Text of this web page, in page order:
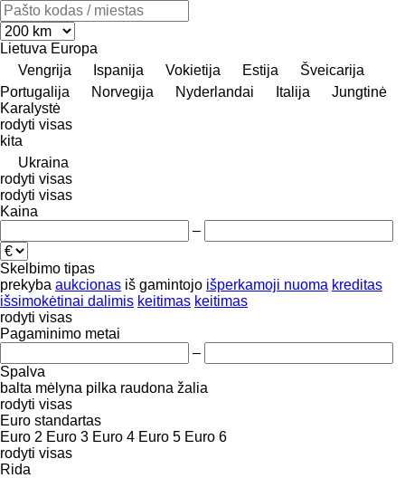
Lietuva Europa
Vengrija
Ispanija Vokietija Estija
Šveicarija
Portugalija
Norvegija Nyderlandai Italija
Jungtinė
Karalystė
rodyti visas
kita
Ukraina
rodyti visas
rodyti visas
Kaina
–
Skelbimo tipas
prekyba aukcionas iš gamintojo išperkamoji nuoma kreditas
išsimokėtinai dalimis keitimas keitimas
rodyti visas
Pagaminimo metai
–
Spalva
balta mėlyna pilka raudona žalia
rodyti visas
Euro standartas
Euro 2 Euro 3 Euro 4 Euro 5 Euro 6
rodyti visas
Rida